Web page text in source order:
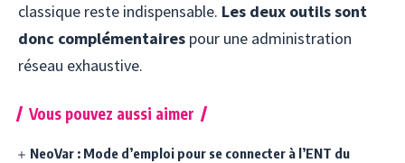
classique reste indispensable. Les deux outils sont
donc complémentaires pour une administration
réseau exhaustive.
Vous pouvez aussi aimer
NeoVar : Mode d’emploi pour se connecter à l’ENT du